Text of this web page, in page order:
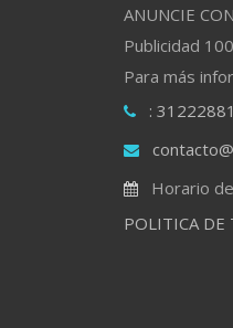
ANUNCIE
Publicidad
Para más
:
Horario
POLITICA DE